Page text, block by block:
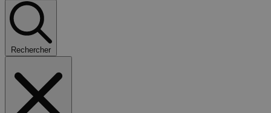
Rechercher